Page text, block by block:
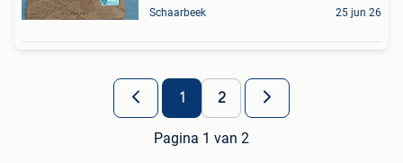
Schaarbeek 25 jun 26
1 2
Pagina 1 van 2